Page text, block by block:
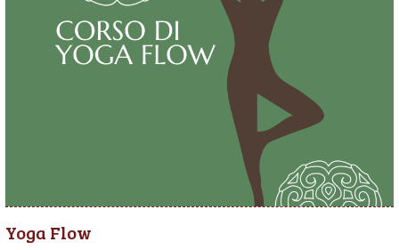
Yoga Flow